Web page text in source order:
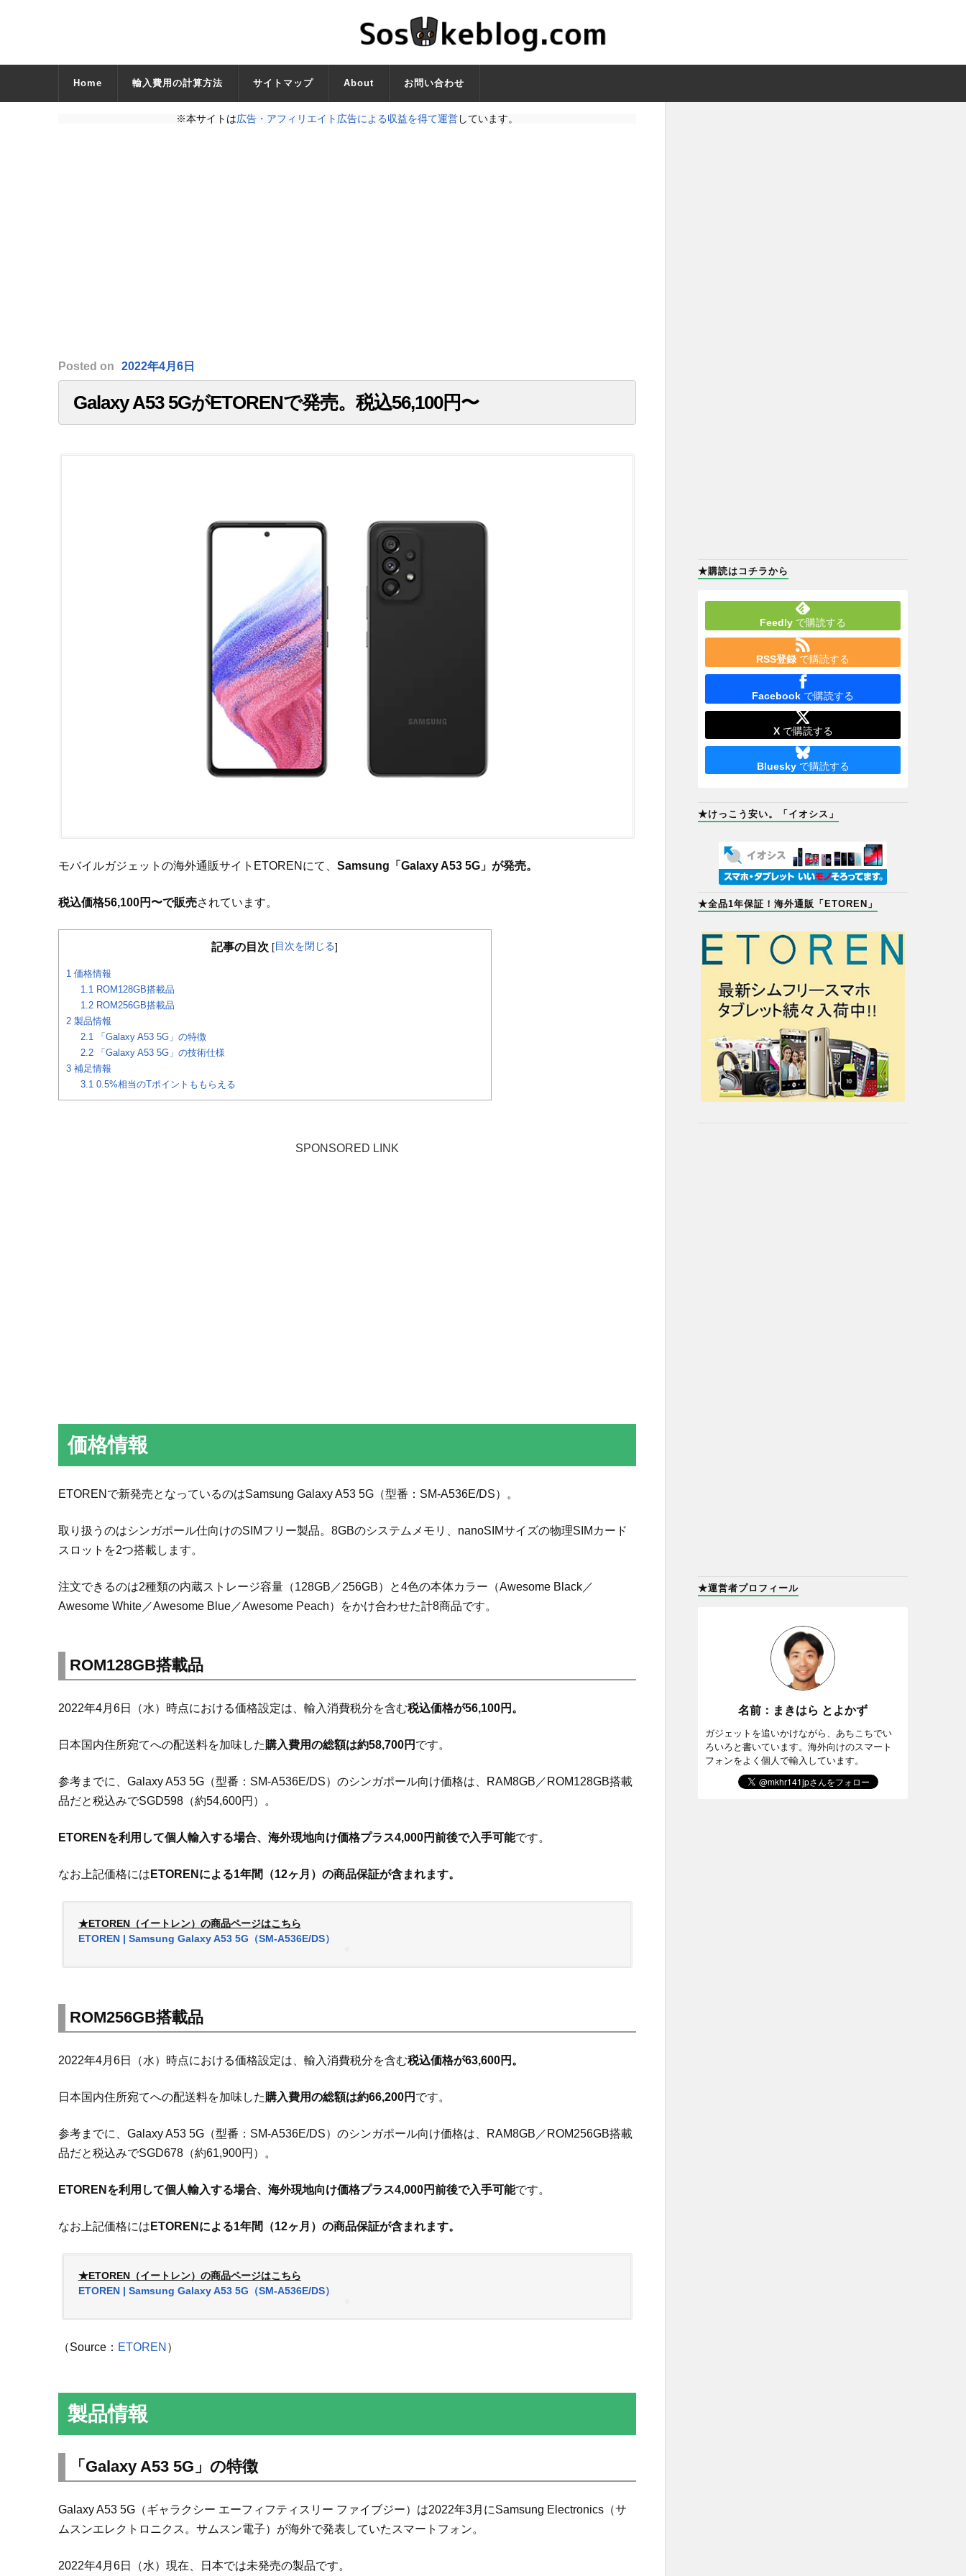
Home 輸入費用の計算方法 サイトマップ About お問い合わせ
※本サイトは広告・アフィリエイト広告による収益を得て運営しています。
Posted on 2022年4月6日
Galaxy A53 5GがETORENで発売。税込56,100円〜
モバイルガジェットの海外通販サイトETORENにて、 Samsung「Galaxy A53 5G」が発売。
税込価格56,100円〜で販売されています。
記事の目次 [目次を閉じる]
1価格情報
1.1ROM128GB搭載品
1.2ROM256GB搭載品
2製品情報
2.1「Galaxy A53 5G」の特徴
2.2「Galaxy A53 5G」の技術仕様
3補足情報
3.10.5%相当のTポイントももらえる
SPONSORED LINK
価格情報
ETORENで新発売となっているのはSamsung Galaxy A53 5G（型番：SM-A536E/DS）。
取り扱うのはシンガポール仕向けのSIMフリー製品。8GBのシステムメモリ、nanoSIMサイズの物理SIMカード
スロットを2つ搭載します。
注文できるのは2種類の内蔵ストレージ容量（128GB／256GB）と4色の本体カラー（Awesome Black／
Awesome White／Awesome Blue／Awesome Peach）をかけ合わせた計8商品です。
ROM128GB搭載品
2022年4月6日（水）時点における価格設定は、輸入消費税分を含む税込価格が56,100円。
日本国内住所宛てへの配送料を加味した購入費用の総額は約58,700円 です。
参考までに、Galaxy A53 5G（型番：SM-A536E/DS）のシンガポール向け価格は、RAM8GB／ROM128GB搭載
品だと税込みでSGD598（約54,600円）。
ETORENを利用して個人輸入する場合、海外現地向け価格プラス4,000円前後で入手可能です。
なお上記価格には ETORENによる1年間（12ヶ月）の商品保証が含まれます。
★ETOREN（イートレン）の商品ページはこちら
ETOREN | Samsung Galaxy A53 5G（SM-A536E/DS）
ROM256GB搭載品
2022年4月6日（水）時点における価格設定は、輸入消費税分を含む税込価格が63,600円。
日本国内住所宛てへの配送料を加味した購入費用の総額は約66,200円 です。
参考までに、Galaxy A53 5G（型番：SM-A536E/DS）のシンガポール向け価格は、RAM8GB／ROM256GB搭載
品だと税込みでSGD678（約61,900円）。
ETORENを利用して個人輸入する場合、海外現地向け価格プラス4,000円前後で入手可能です。
なお上記価格には ETORENによる1年間（12ヶ月）の商品保証が含まれます。
★ETOREN（イートレン）の商品ページはこちら
ETOREN | Samsung Galaxy A53 5G（SM-A536E/DS）
（Source： ETOREN ）
製品情報
「Galaxy A53 5G」の特徴
Galaxy A53 5G（ギャラクシー エーフィフティスリー ファイブジー）は2022年3月にSamsung Electronics（サ
ムスンエレクトロニクス。サムスン電子）が海外で発表していたスマートフォン。
2022年4月6日（水）現在、日本では未発売の製品です。
★購読はコチラから
Feedly で購読する
RSS登録 で購読する
Facebook で購読する
Xで購読する
Blueskyで購読する
★けっこう安い。「イオシス」
★全品1年保証！海外通販「ETOREN」
★運営者プロフィール
名前：まきはら とよかず
ガジェットを追いかけながら、あちこちでい
ろいろと書いています。海外向けのスマート
フォンをよく個人で輸入しています。